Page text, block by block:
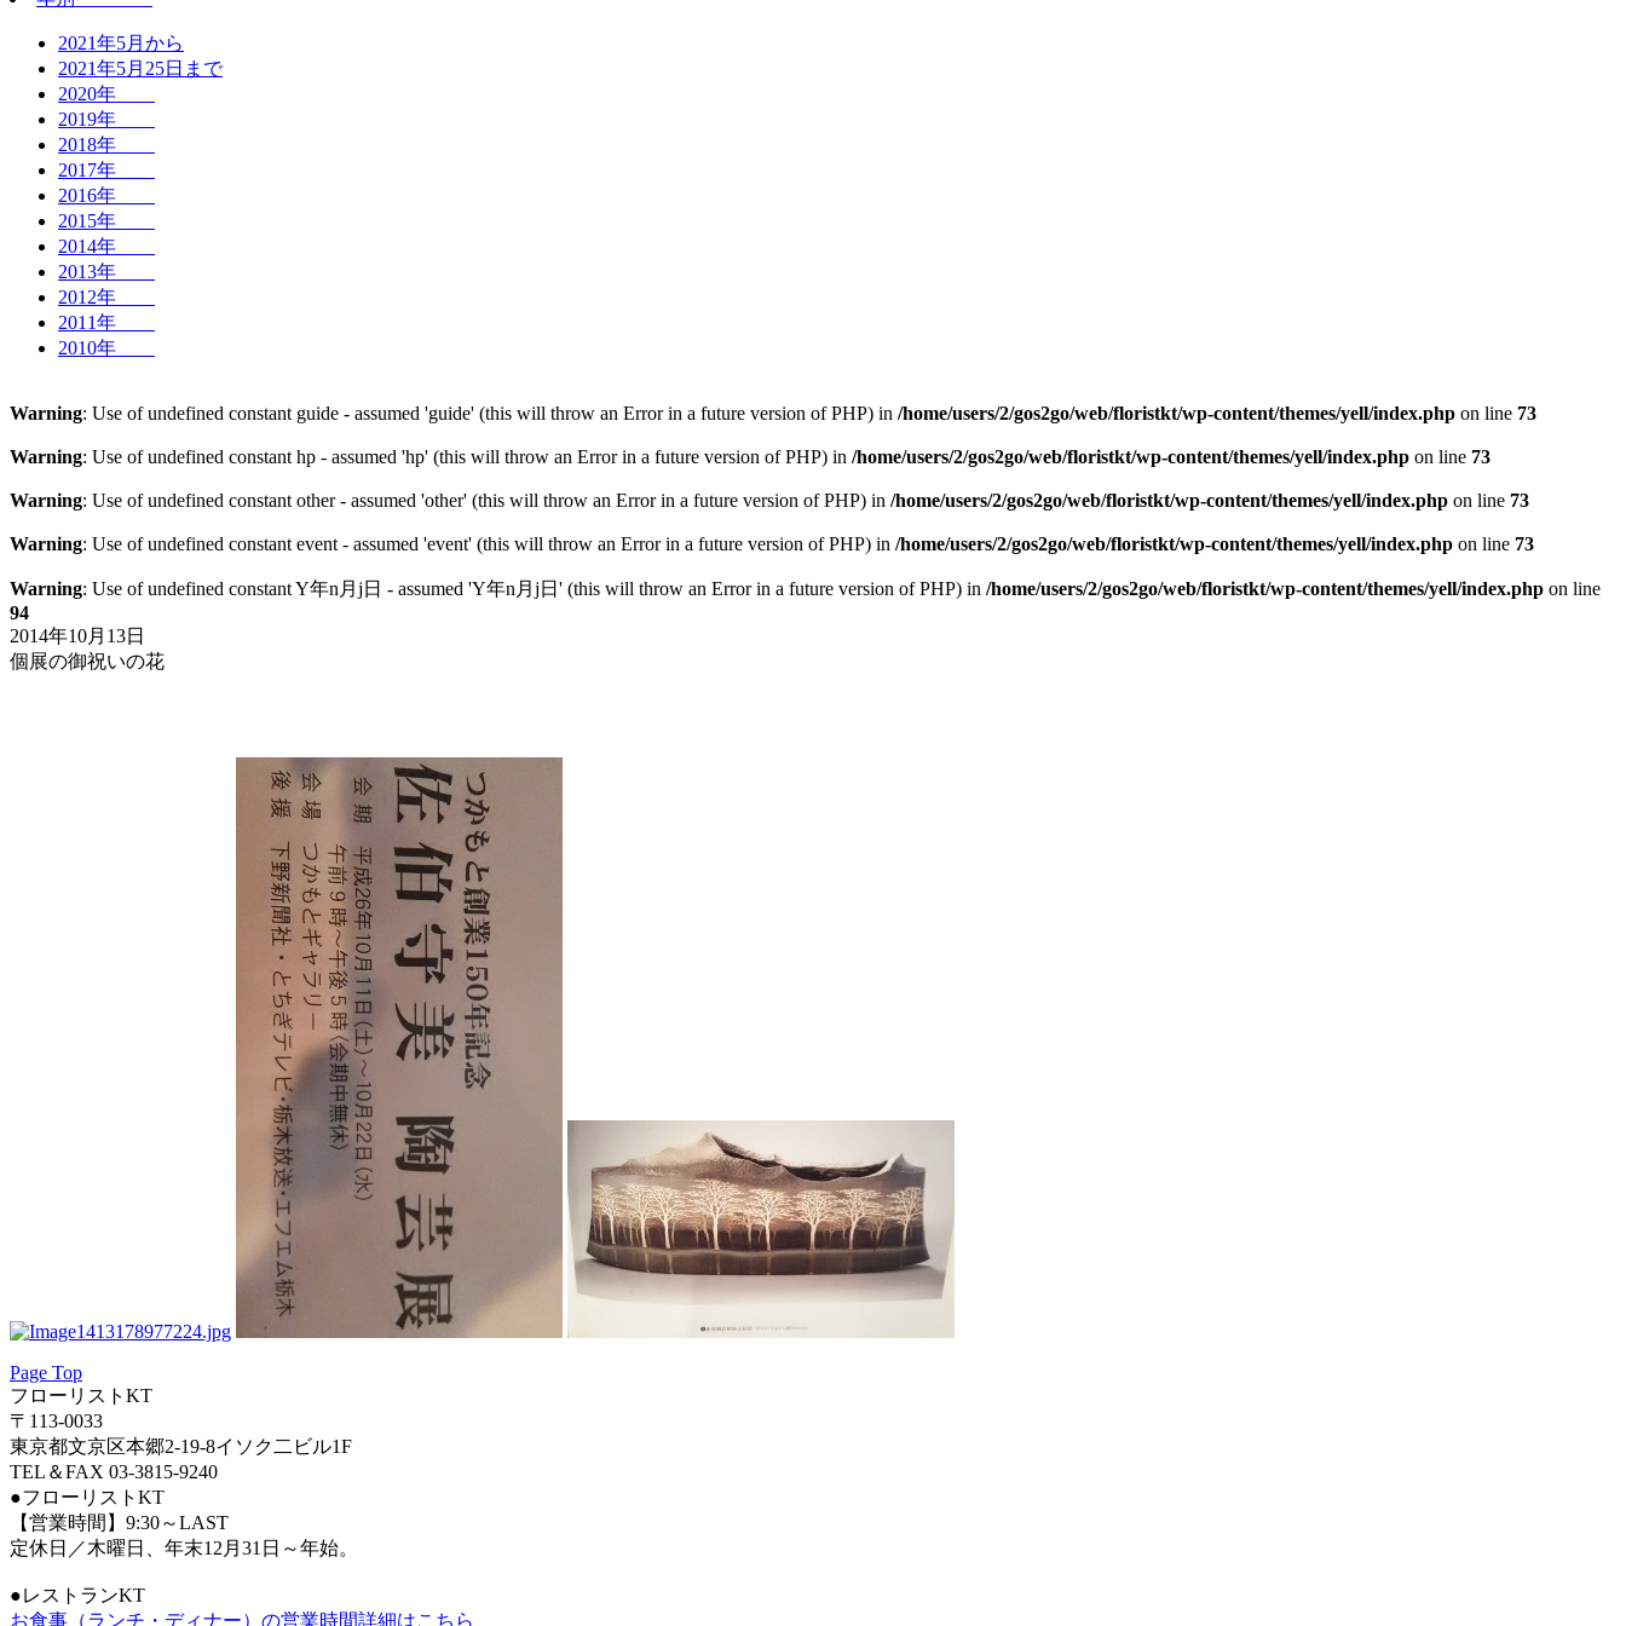
2021年5月から
2021年5月25日まで
2020年
2019年
2018年
2017年
2016年
2015年
2014年
2013年
2012年
2011年
2010年
Warning: Use of undefined constant guide - assumed 'guide' (this will throw an Error in a future version of PHP) in /home/users/2/gos2go/web/floristkt/wp-content/themes/yell/index.php on line 73
Warning: Use of undefined constant hp - assumed 'hp' (this will throw an Error in a future version of PHP) in /home/users/2/gos2go/web/floristkt/wp-content/themes/yell/index.php on line 73
Warning: Use of undefined constant other - assumed 'other' (this will throw an Error in a future version of PHP) in /home/users/2/gos2go/web/floristkt/wp-content/themes/yell/index.php on line 73
Warning: Use of undefined constant event - assumed 'event' (this will throw an Error in a future version of PHP) in /home/users/2/gos2go/web/floristkt/wp-content/themes/yell/index.php on line 73
Warning: Use of undefined constant Y年n月j日 - assumed 'Y年n月j日' (this will throw an Error in a future version of PHP) in /home/users/2/gos2go/web/floristkt/wp-content/themes/yell/index.php on line
94
2014年10月13日
個展の御祝いの花
Page Top
フローリストKT
〒113-0033
東京都文京区本郷2-19-8イソク二ビル1F
TEL＆FAX 03-3815-9240
●フローリストKT
【営業時間】9:30～LAST
定休日／木曜日、年末12月31日～年始。
●レストランKT
お食事（ランチ・ディナー）の営業時間詳細はこちら